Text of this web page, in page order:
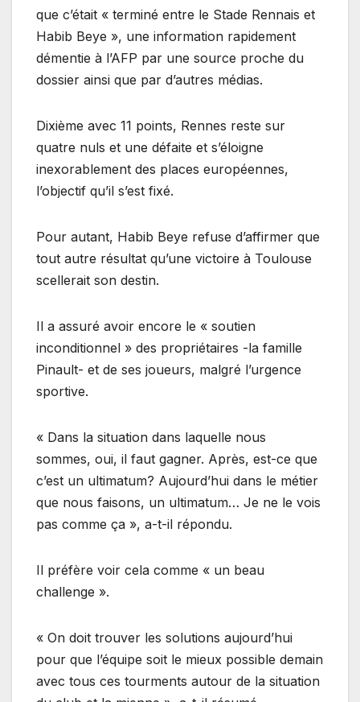
que c’était « terminé entre le Stade Rennais et
Habib Beye », une information rapidement
démentie à l’AFP par une source proche du
dossier ainsi que par d’autres médias.
Dixième avec 11 points, Rennes reste sur
quatre nuls et une défaite et s’éloigne
inexorablement des places européennes,
l’objectif qu’il s’est fixé.
Pour autant, Habib Beye refuse d’affirmer que
tout autre résultat qu’une victoire à Toulouse
scellerait son destin.
Il a assuré avoir encore le « soutien
inconditionnel » des propriétaires -la famille
Pinault- et de ses joueurs, malgré l’urgence
sportive.
« Dans la situation dans laquelle nous
sommes, oui, il faut gagner. Après, est-ce que
c’est un ultimatum? Aujourd’hui dans le métier
que nous faisons, un ultimatum… Je ne le vois
pas comme ça », a-t-il répondu.
Il préfère voir cela comme « un beau
challenge ».
« On doit trouver les solutions aujourd’hui
pour que l’équipe soit le mieux possible demain
avec tous ces tourments autour de la situation